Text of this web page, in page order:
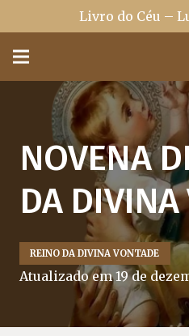
Livro do Céu –
NOVENA
DA DIVINA
REINO DA DIVINA VONTADE
Atualizado em19 de